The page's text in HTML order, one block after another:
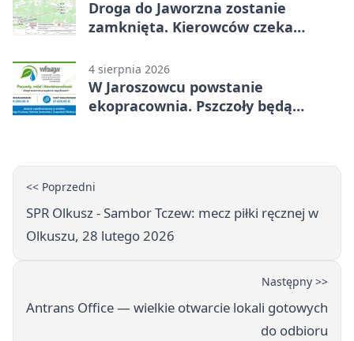
Droga do Jaworzna zostanie
zamknięta. Kierowców czeka
4 sierpnia 2026
W Jaroszowcu powstanie
ekopracownia. Pszczoły będą
<< Poprzedni
SPR Olkusz - Sambor Tczew: mecz piłki ręcznej w
Olkuszu, 28 lutego 2026
Następny >>
Antrans Office — wielkie otwarcie lokali gotowych
do odbioru